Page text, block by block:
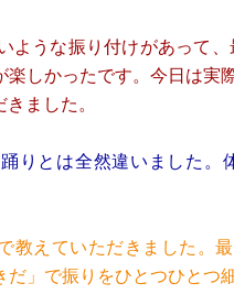
うな振り付けがあって、
しかったです。今日は実
ました。
りとは全然違いました。
教えていただきました。
」で振りをひとつひと